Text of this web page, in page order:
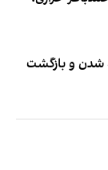
شدن و بازگشت